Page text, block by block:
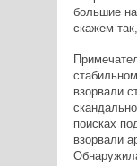
большие
скажем
взорвали
поисках
взорвали